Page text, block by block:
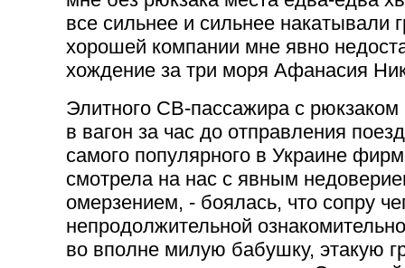
все сильнее и сильнее накатывали
хорошей компании мне явно
хождение за три моря Афанасия
Элитного СВ-пассажира с рюкзаком
в вагон за час до отправления
самого популярного в Украине
смотрела на нас с явным
омерзением, - боялась, что сопру
непродолжительной
во вполне милую бабушку, этакую